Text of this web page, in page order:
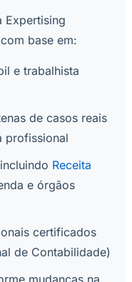
Expertising
base em:
e trabalhista
de casos reais
profissional
Receita
e órgãos
certificados
de Contabilidade)